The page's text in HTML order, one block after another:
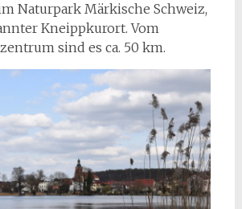
Naturpark Märkische Schweiz,
Kneippkurort. Vom
sind es ca. 50 km.